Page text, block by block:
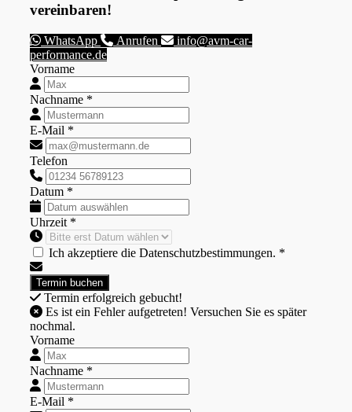
vereinbaren!
WhatsApp Anrufen
info@avm-car-
performance.de
Vorname
Nachname *
E-Mail *
Telefon
Datum *
Uhrzeit *
Ich akzeptiere die Datenschutzbestimmungen. *
Termin erfolgreich gebucht!
nochmal.
Vorname
Nachname *
E-Mail *